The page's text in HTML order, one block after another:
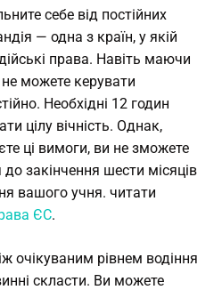
себе від постійних
— одна з країн, у якій
права. Навіть маючи
можете керувати
Необхідні 12 годин
цілу вічність. Однак,
ці вимоги, ви не зможете
до закінчення шести місяців
вашого учня. читати
ЄС.
очікуваним рівнем водіння
скласти. Ви можете